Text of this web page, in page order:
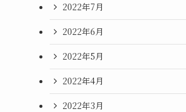
2022年7月
2022年6月
2022年5月
2022年4月
2022年3月